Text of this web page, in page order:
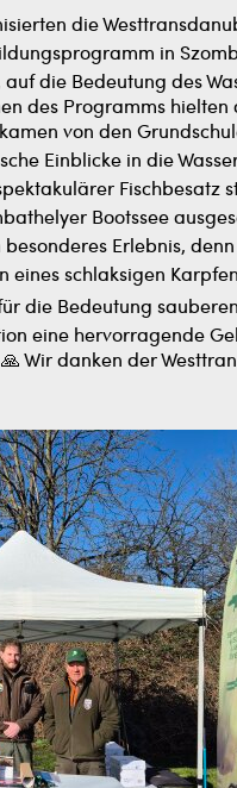
die
in
die Bedeutung des
des Programms
von den
Einblicke in die
Bootssee
Erlebnis,
eines schlaksigen
die Bedeutung
eine hervorragende
Wir danken der